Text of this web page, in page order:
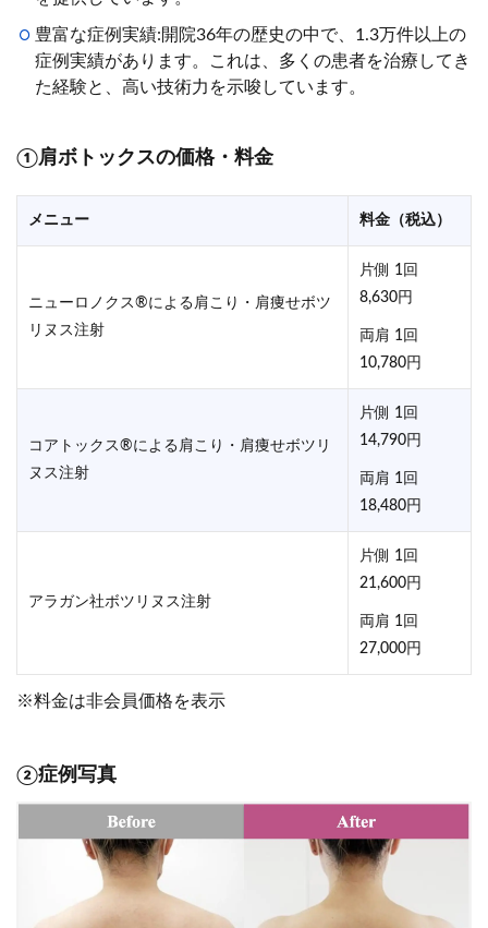
豊富な症例実績:開院36年の歴史の中で、1.3万件以上の
症例実績があります。これは、多くの患者を治療してき
た経験と、高い技術力を示唆しています。
①肩ボトックスの価格・料金
メニュー 料金（税込）
ニューロノクス®による肩こり・肩痩せボツ
リヌス注射
片側 1回
8,630円
両肩 1回
10,780円
コアトックス®による肩こり・肩痩せボツリ
ヌス注射
片側 1回
14,790円
両肩 1回
18,480円
アラガン社ボツリヌス注射
片側 1回
21,600円
両肩 1回
27,000円
※料金は非会員価格を表示
②症例写真